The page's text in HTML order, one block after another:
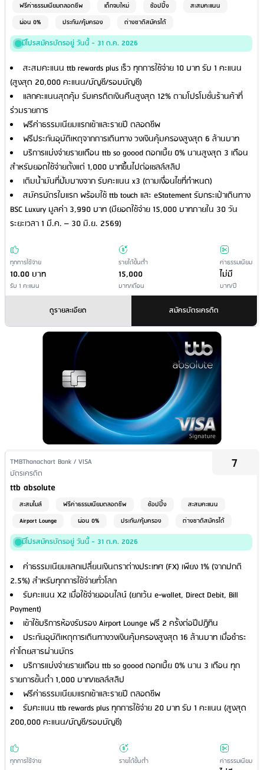
ฟรีค่าธรรมเนียมตลอดชีพ เด็กจบใหม่ ช้อปปิ้ง
สะสมคะแนน
ผ่อน 0%
ประกัน/คุ้มครอง ต่างชาติสมัครได้
มีโปรสมัครบัตรอยู่ วันนี้ - 31 ต.ค. 2026
สะสมคะแนน ttb rewards plus เร็ว ทุกการใช้จ่าย 10 บาท รับ 1 คะแนน
(สูงสุด 20,000 คะแนน/บัญชี/รอบบัญชี)
แลกคะแนนสุดคุ้ม รับเครดิตเงินคืนสูงสุด 12% ตามโปรโมชั่นร้านค้าที่
ร่วมรายการ
ฟรีค่าธรรมเนียมแรกเข้าและรายปี ตลอดชีพ
ฟรีประกันอุบัติเหตุจากการเดินทาง วงเงินคุ้มครองสูงสุด 6 ล้านบาท
บริการแบ่งจ่ายรายเดือน ttb so goood ดอกเบี้ย 0% นานสูงสุด 3 เดือน
สำหรับยอดใช้จ่ายตั้งแต่ 1,000 บาทขึ้นไปต่อเซลล์สลิป
เติมน้ำมันที่ปั๊มบางจาก รับคะแนน x3 (ตามเงื่อนไขที่กำหนด)
สมัครบัตรใบแรก พร้อมใช้ ttb touch และ eStatement รับกระเป๋าเดินทาง
BSC Luxury มูลค่า 3,990 บาท (มียอดใช้จ่าย 15,000 บาทภายใน 30 วัน
ระยะเวลา 1 มี.ค. – 30 มิ.ย. 2569)
ทุกการใช้จ่าย
10.00 บาท
รับ 1 คะแนน
รายได้ขั้นต่ำ
15,000
บาท/เดือน
ค่าธรรมเนียม
ไม่มี
บาท/ปี
ดูรายละเอียด สมัครบัตรเครดิต
7
Issuer Name / Credit Card Type
TMBThanachart Bank / VISA
Financial Product Type
บัตรเครดิต
Credit Card Name
ttb absolute
สะสมไมล์ ฟรีค่าธรรมเนียมตลอดชีพ ช้อปปิ้ง
สะสมคะแนน
Airport Lounge
ผ่อน 0% ประกัน/คุ้มครอง ต่างชาติสมัครได้
มีโปรสมัครบัตรอยู่ วันนี้ - 31 ต.ค. 2026
ค่าธรรมเนียมแลกเปลี่ยนเงินตราต่างประเทศ (FX) เพียง 1% (จากปกติ
2.5%) สำหรับทุกการใช้จ่ายทั่วโลก
รับคะแนน X2 เมื่อใช้จ่ายออนไลน์ (ยกเว้น e-wallet, Direct Debit, Bill
Payment)
เข้าใช้บริการห้องรับรอง Airport Lounge ฟรี 2 ครั้งต่อปีปฏิทิน
ประกันอุบัติเหตุการเดินทางวงเงินคุ้มครองสูงสุด 16 ล้านบาท เมื่อชำระ
ค่าโดยสารผ่านบัตร
บริการแบ่งจ่ายรายเดือน ttb so goood ดอกเบี้ย 0% นาน 3 เดือน ทุก
รายการขั้นต่ำ 1,000 บาท/เซลล์สลิป
ฟรีค่าธรรมเนียมแรกเข้าและรายปี ตลอดชีพ
รับคะแนน ttb rewards plus ทุกการใช้จ่าย 20 บาท รับ 1 คะแนน (สูงสุด
200,000 คะแนน/บัญชี/รอบบัญชี)
ทุกการใช้จ่าย รายได้ขั้นต่ำ ค่าธรรมเนียม